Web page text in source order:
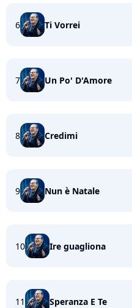
6 Ti Vorrei
7 Un Po' D'Amore
8 Credimi
9 Nun è Natale
10 Ire guagliona
11 Speranza E Te